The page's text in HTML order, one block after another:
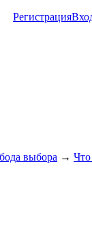
Регистрация
выбора → Что